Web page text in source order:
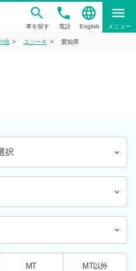
車を探す
phone
電話
language
English
menu
メニュー
他 ユソーキ 愛知県
択
MT MT以外